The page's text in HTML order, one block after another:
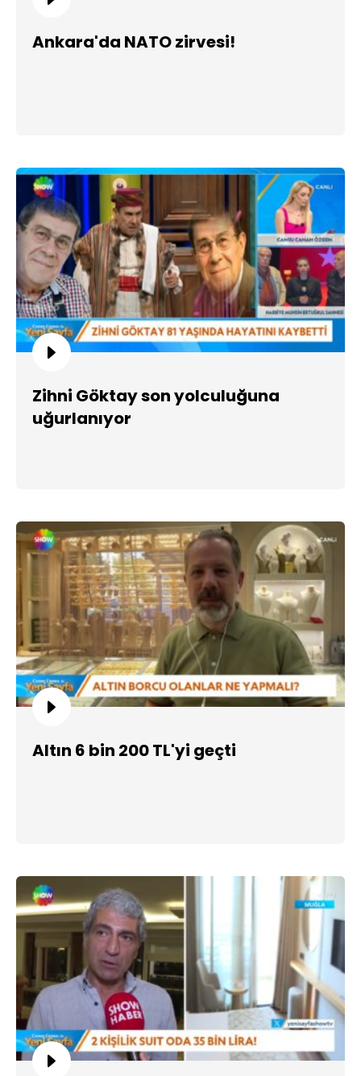
Ankara'da NATO zirvesi!
Zihni Göktay son yolculuğuna
uğurlanıyor
Altın 6 bin 200 TL'yi geçti